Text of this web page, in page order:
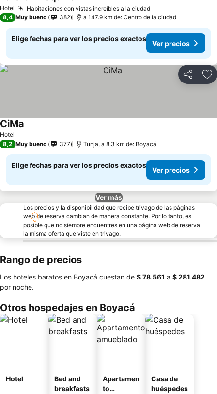
Hotel Habitaciones con vistas increíbles a la ciudad
8,4 Muy bueno 382 a 147.9 km de: Centro de la ciudad
Elige fechas para ver los precios exactos
Ver precios
Compartir
Hotel
CiMa
8,2 Muy bueno 377 Tunja, a 8.3 km de: Boyacá
Elige fechas para ver los precios exactos
Ver precios
Ver más
Los precios y la disponibilidad que recibe trivago de las páginas
web de reserva cambian de manera constante. Por lo tanto, es
posible que no siempre encuentres en una página web de reserva
la misma oferta que viste en trivago.
Rango de precios
Los hoteles baratos en Boyacá cuestan de ‎$ 78.561 a ‎$ 281.482
por noche.
Otros hospedajes en Boyacá
Hotel
Bed and
breakfasts
Apartamen
to
Casa de
huéspedes